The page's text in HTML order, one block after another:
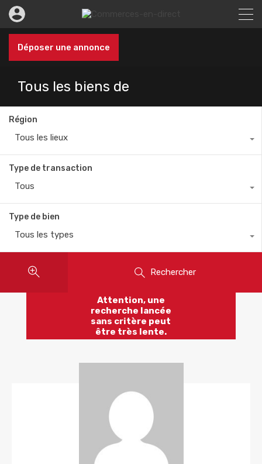
Déposer une annonce
Tous les biens de
Région
Tous les lieux
Type de transaction
Tous
Type de bien
Tous les types
Rechercher
Attention, une
recherche lancée
sans critère peut
être très lente.